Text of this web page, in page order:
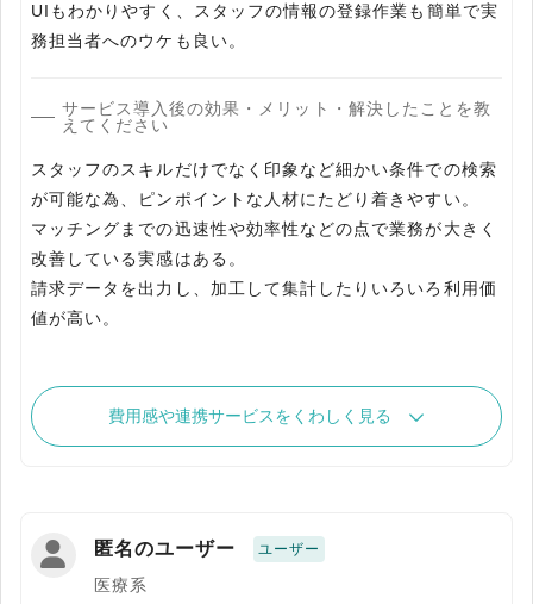
UIもわかりやすく、スタッフの情報の登録作業も簡単で実
務担当者へのウケも良い。
サービス導入後の効果・メリット・解決したことを教
えてください
スタッフのスキルだけでなく印象など細かい条件での検索
が可能な為、ピンポイントな人材にたどり着きやすい。
マッチングまでの迅速性や効率性などの点で業務が大きく
改善している実感はある。
請求データを出力し、加工して集計したりいろいろ利用価
値が高い。
費用感や連携サービスをくわしく見る
匿名のユーザー ユーザー
医療系